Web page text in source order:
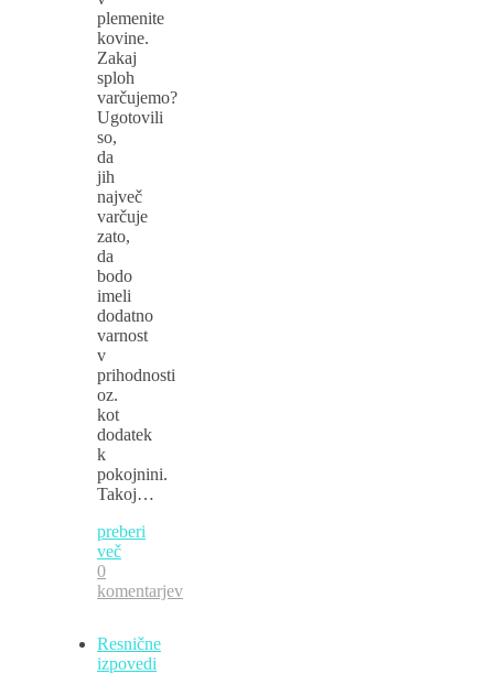
plemenite
kovine.
Zakaj
sploh
varčujemo?
Ugotovili
so,
da
jih
največ
varčuje
zato,
da
bodo
imeli
dodatno
varnost
v
prihodnosti
oz.
kot
dodatek
k
pokojnini.
Takoj…
preberi
več
0
komentarjev
Resnične
izpovedi